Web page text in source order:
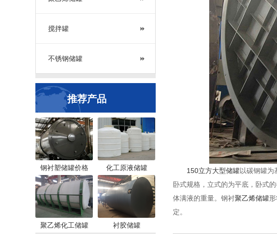
搅拌罐
不锈钢储罐
推荐产品
钢衬塑储罐价格 化工原液储罐
聚乙烯化工储罐 衬胶储罐
150立方大型储罐以碳钢罐为
卧式规格，立式的为平底，卧式
体满液的重量。钢衬聚乙烯储罐
定。